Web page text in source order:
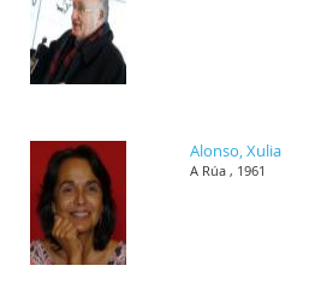
Alonso, Xulia
A Rúa , 1961